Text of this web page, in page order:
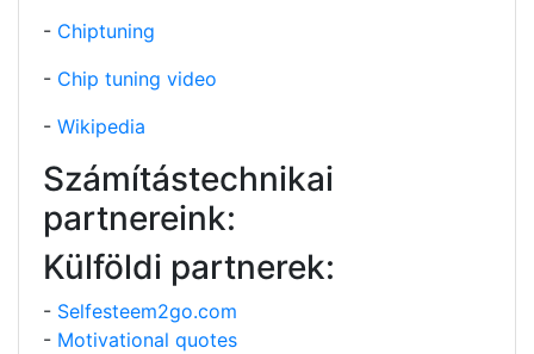
- Chiptuning
- Chip tuning video
- Wikipedia
Számítástechnikai
partnereink:
Külföldi partnerek:
- Selfesteem2go.com
- Motivational quotes